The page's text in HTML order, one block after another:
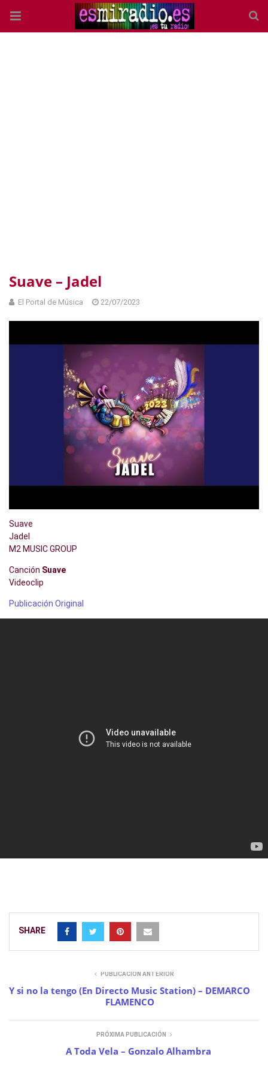
Suave – Jadel
El Portal de Música 22/07/2023
Suave
Jadel
M2 MUSIC GROUP
Canción Suave
Videoclip
Publicación Original
SHARE
PUBLICACIÓN ANTERIOR
Y si no la tengo (En Directo Music Station) – DEMARCO
FLAMENCO
PRÓXIMA PUBLICACIÓN
A Toda Vela – Gonzalo Alhambra